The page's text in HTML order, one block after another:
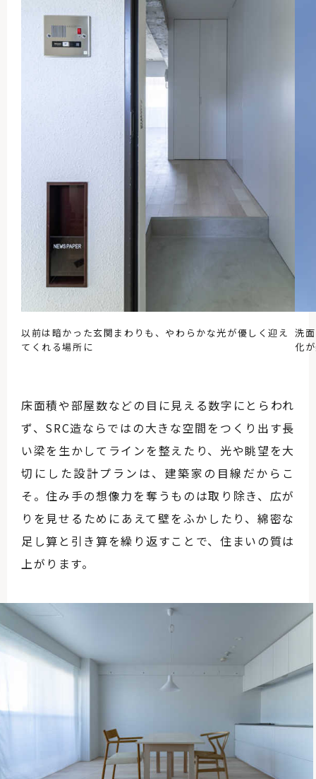
以前は暗かった玄関まわりも、やわらかな光が優しく迎え
てくれる場所に
洗
化
床面積や部屋数などの目に見える数字にとらわれ
ず、SRC造ならではの大きな空間をつくり出す長
い梁を生かしてラインを整えたり、光や眺望を大
切にした設計プランは、建築家の目線だからこ
そ。住み手の想像力を奪うものは取り除き、広が
りを見せるためにあえて壁をふかしたり、綿密な
足し算と引き算を繰り返すことで、住まいの質は
上がります。